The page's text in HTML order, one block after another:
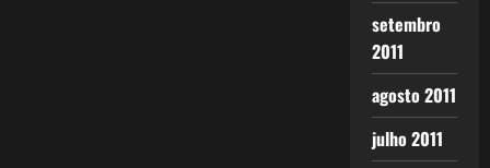
setembro
2011
agosto 2011
julho 2011